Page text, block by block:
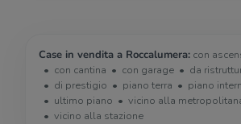
Case in vendita a Roccalumera: con
con cantina
con garage
da
di prestigio
piano terra
piano
ultimo piano
vicino alla
vicino alla stazione